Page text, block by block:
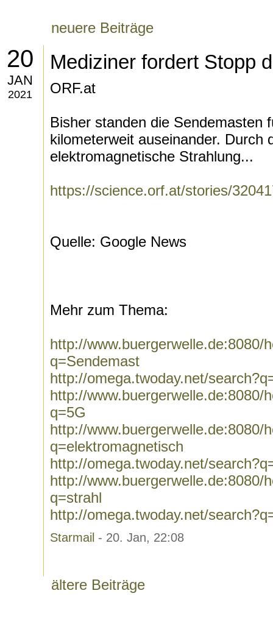
neuere Beiträge
20
JAN
2021
Mediziner fordert Stopp
ORF.at
Bisher standen die Sendemasten
kilometerweit auseinander. Durch
elektromagnetische Strahlung...
https://science.orf.at/stories/
Quelle: Google News
Mehr zum Thema:
http://www.buergerwelle.de:8080/
q=Sendemast
http://omega.twoday.net/
http://www.buergerwelle.de:8080/
q=5G
http://www.buergerwelle.de:8080/
q=elektromagnetisch
http://omega.twoday.net/
http://www.buergerwelle.de:8080/
q=strahl
http://omega.twoday.net/
Starmail - 20. Jan, 22:08
ältere Beiträge